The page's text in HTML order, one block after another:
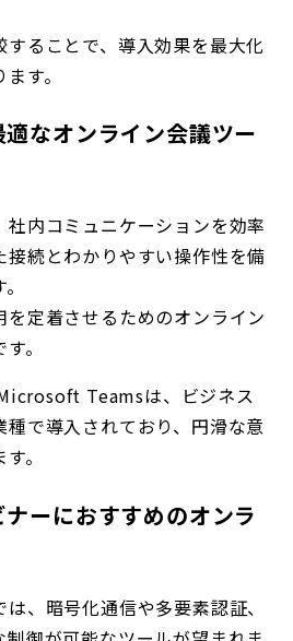
ることで、導入効果を最大化
す。
なオンライン会議ツー
社内コミュニケーションを効率
続とわかりやすい操作性を備
を定着させるためのオンライン
。
Teamsは、ビジネス
で導入されており、円滑な意
。
ーにおすすめのオンラ
、暗号化通信や多要素認証、